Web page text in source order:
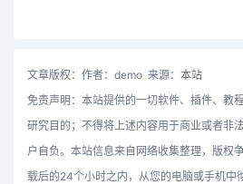
文章版权：作者：demo 来源： 本站
免责声明：本站提供的一切软件、插件、教
研究目的；不得将上述内容用于商业或者非
户自负。本站信息来自网络收集整理，版权
载后的24个小时之内，从您的电脑或手机中